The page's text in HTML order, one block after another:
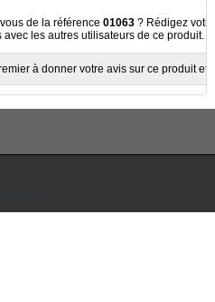
de la référence 01063? Rédigez
avec les autres utilisateurs de ce produit.
à donner votre avis sur ce produit et